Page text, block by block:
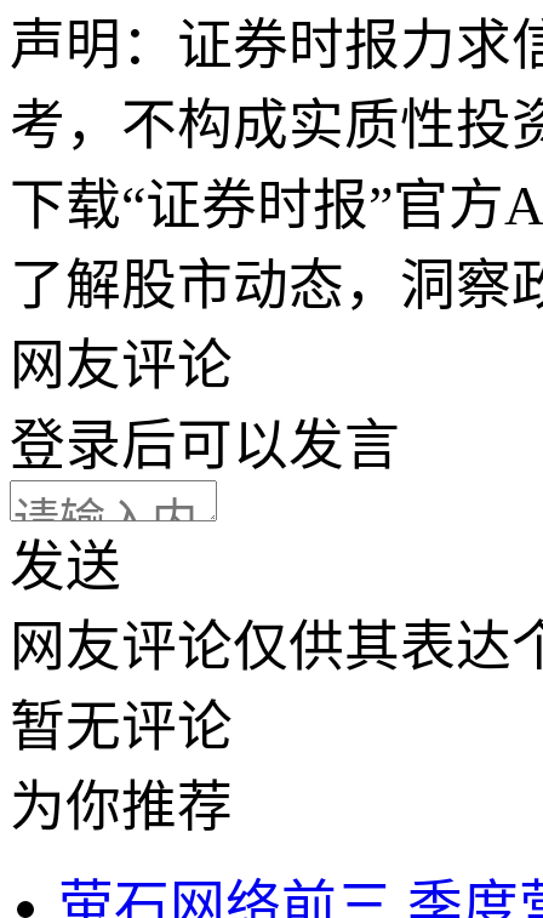
声明：证券时报力求
考，不构成实质性投
下载“证券时报”官方
了解股市动态，洞察
网友评论
登录后可以发言
发送
网友评论仅供其表达
暂无评论
为你推荐